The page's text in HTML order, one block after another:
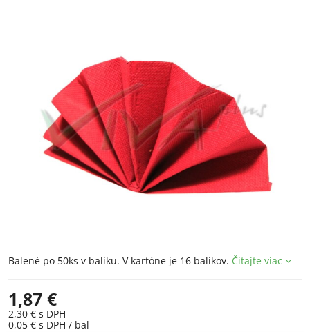
Balené po 50ks v balíku. V kartóne je 16 balíkov. Čítajte viac
1,87 €
2,30 € s DPH
0,05 € s DPH / bal